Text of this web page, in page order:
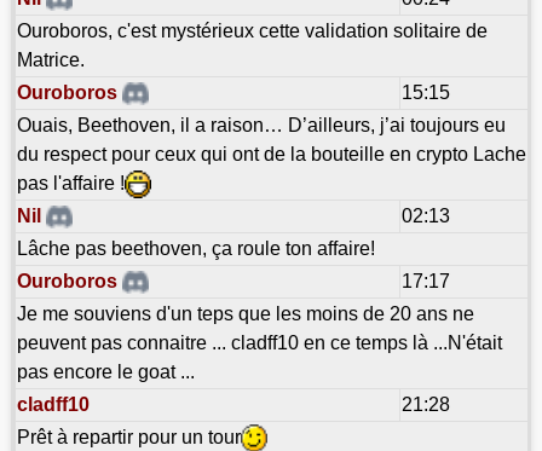
Ouroboros, c'est mystérieux cette validation solitaire de
Matrice.
Ouroboros
15:15
Ouais, Beethoven, il a raison… D’ailleurs, j’ai toujours eu
du respect pour ceux qui ont de la bouteille en crypto Lache
pas l'affaire !
Nil
02:13
Lâche pas beethoven, ça roule ton affaire!
Ouroboros
17:17
Je me souviens d'un teps que les moins de 20 ans ne
peuvent pas connaitre ... cladff10 en ce temps là ...N'était
pas encore le goat ...
cladff10
21:28
Prêt à repartir pour un tour